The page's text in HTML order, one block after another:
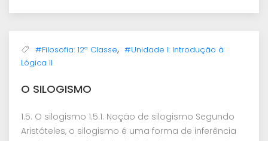
#Filosofia: 12ª Classe, #Unidade I: Introdução à
Lógica II
O SILOGISMO
1.5. O silogismo 1.5.1. Noção de silogismo Segundo
Aristóteles, o silogismo é uma forma de inferência